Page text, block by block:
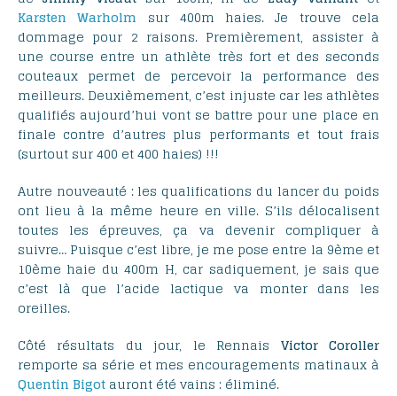
Karsten Warholm sur 400m haies. Je trouve cela
dommage pour 2 raisons. Premièrement, assister à
une course entre un athlète très fort et des seconds
couteaux permet de percevoir la performance des
meilleurs. Deuxièmement, c’est injuste car les athlètes
qualifiés aujourd’hui vont se battre pour une place en
finale contre d’autres plus performants et tout frais
(surtout sur 400 et 400 haies) !!!
Autre nouveauté : les qualifications du lancer du poids
ont lieu à la même heure en ville. S’ils délocalisent
toutes les épreuves, ça va devenir compliquer à
suivre… Puisque c’est libre, je me pose entre la 9ème et
10ème haie du 400m H, car sadiquement, je sais que
c’est là que l’acide lactique va monter dans les
oreilles.
Côté résultats du jour, le Rennais Victor Coroller
remporte sa série et mes encouragements matinaux à
Quentin Bigot auront été vains : éliminé.